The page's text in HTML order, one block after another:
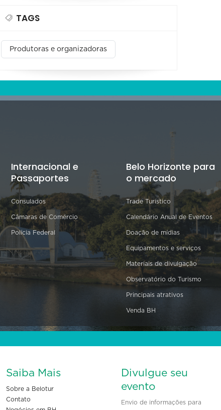
TAGS
Produtoras e organizadoras
Internacional e
Passaportes
Consulados
Câmaras de Comércio
Polícia Federal
Belo Horizonte para
o mercado
Trade Turístico
Calendário Anual de Eventos
Doação de mídias
Equipamentos e serviços
Materiais de divulgação
Observatório do Turismo
Principais atrativos
Venda BH
Saiba Mais
Sobre a Belotur
Contato
Divulgue seu
evento
Envio de informações para